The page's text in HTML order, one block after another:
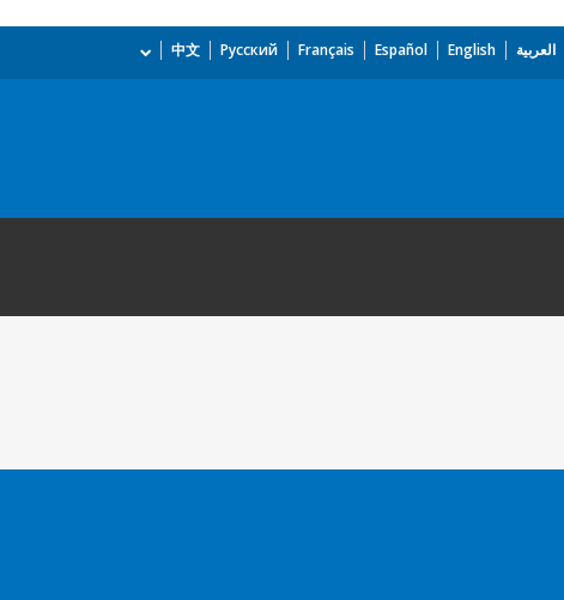
العربية English
Español
Français
Русский
中文